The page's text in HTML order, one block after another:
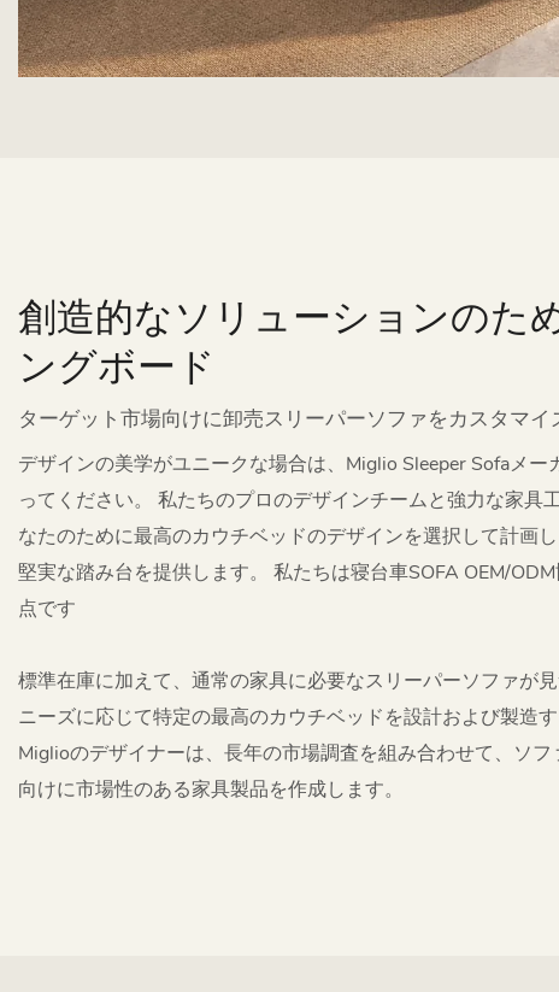
創造的なソリューションのた
ングボード
ターゲット市場向けに卸売スリーパーソファをカスタマイ
デザインの美学がユニークな場合は、Miglio Sleeper Sofaメー
ってください。 私たちのプロのデザインチームと強力な家具
なたのために最高のカウチベッドのデザインを選択して計画
堅実な踏み台を提供します。 私たちは寝台車SOFA OEM/
点です
標準在庫に加えて、通常の家具に必要なスリーパーソファが見
ニーズに応じて特定の最高のカウチベッドを設計および製造す
Miglioのデザイナーは、長年の市場調査を組み合わせて、ソフ
向けに市場性のある家具製品を作成します。